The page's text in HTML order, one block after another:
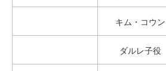
キム・コウン
ダルレ子役